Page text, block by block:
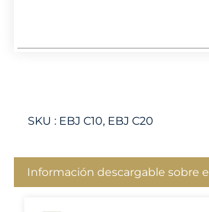
SKU : EBJ C10, EBJ C20
Información descargable sobre